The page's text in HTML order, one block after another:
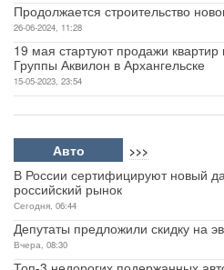
Продолжается строительство
26-06-2024, 11:28
19 мая стартуют продажи
Группы Аквилон в Архангельске
15-05-2023, 23:54
Авто >>>
В России сертифицируют новый
российский рынок
Сегодня, 06:44
Депутаты предложили скидку на
Вчера, 08:30